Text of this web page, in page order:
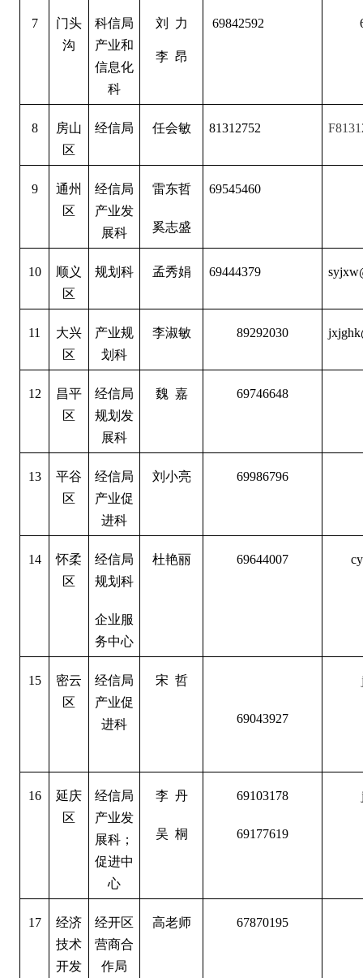
7
门头
沟
科信局
产业和
信息化
科
刘 力
李 昂
69842592
8
房山
区
经信局 任会敏 81312752
9
通州
区
经信局
产业发
展科
雷东哲
奚志盛
69545460
10
顺义
区
规划科 孟秀娟 69444379
11
大兴
区
产业规
划科
李淑敏 89292030
12
昌平
区
经信局
规划发
展科
魏 嘉 69746648
13
平谷
区
经信局
产业促
进科
刘小亮 69986796
14
怀柔
区
经信局
规划科
企业服
务中心
杜艳丽 69644007
15
密云
区
经信局
产业促
进科
宋 哲
69043927
16
延庆
区
经信局
产业发
展科；
促进中
心
李 丹
吴 桐
69103178
69177619
17
经济
技术
开发
经开区
营商合
作局
高老师 67870195